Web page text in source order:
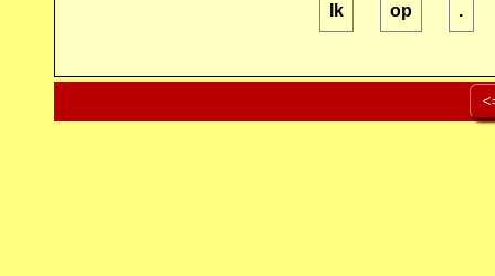
Ik op .